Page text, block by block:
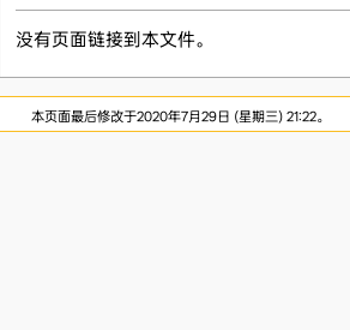
没有页面链接到本文件。
本页面最后修改于2020年7月29日 (星期三) 21:22。